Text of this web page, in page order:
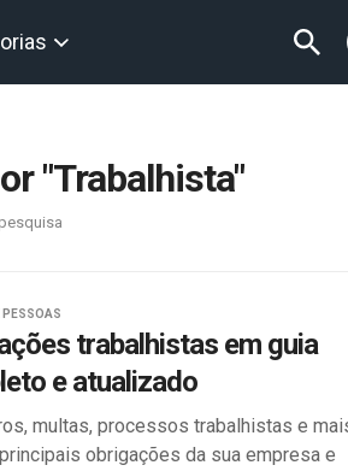
"Trabalhista"
PESSOAS
trabalhistas em guia
e atualizado
multas, processos trabalhistas e
obrigações da sua empresa e